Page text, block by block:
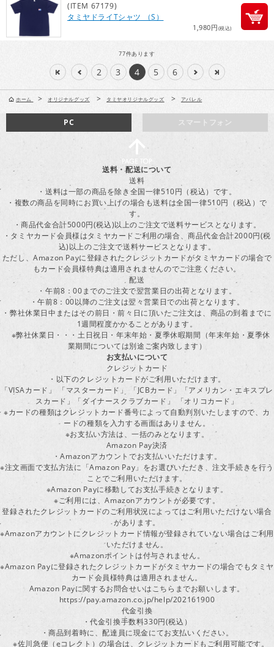
(ITEM 67179)
タミヤドライTシャツ （S）
1,980円(税込)
77件あります
2 3 4 5 6
ホーム > オリジナルグッズ > タミヤオリジナルグッズ > アパレル
スマートフォン
PC
送料・配送について
送料
・送料は一部の商品を除き全国一律510円（税込）です。
・複数の商品を同時にお買い上げの場合も送料は全国一律510円（税込）で
す。
・商品代金合計5000円(税込)以上のご注文で送料サービスとなります。
・タミヤカード会員様はタミヤカードご利用の場合、商品代金合計2000円(税
込)以上のご注文で送料サービスとなります。
ただし、Amazon Payに登録されたクレジットカードがタミヤカードの場合で
もカード会員様特典は適用されませんのでご注意ください。
配送
・午前8：00までのご注文で翌営業日の出荷となります。
・午前8：00以降のご注文は翌々営業日での出荷となります。
・弊社休業日中またはその前日・前々日に頂いたご注文は、商品の到着までに
1週間程度かかることがあります。
※弊社休業日・・・土日祝日・年末年始・夏季休暇期間（年末年始・夏季休
業期間については別途ご案内致します）
お支払いについて
クレジットカード
・以下のクレジットカードがご利用いただけます。
「VISAカード」 「マスターカード」 「JCBカード」「アメリカン・エキスプレ
スカード」「ダイナースクラブカード」 「オリコカード」
※カードの種類はクレジットカード番号によって自動判別いたしますので、カ
ードの種類を入力する画面はありません。
※お支払い方法は、一括のみとなります。
Amazon Pay決済
・Amazonアカウントでお支払いいただけます。
※注文画面で支払方法に「Amazon Pay」をお選びいただき、注文手続きを行う
ことでご利用いただけます。
※Amazon Payに移動してお支払手続きとなります。
※ご利用には、Amazonアカウントが必要です。
登録されたクレジットカードのご利用状況によってはご利用いただけない場合
があります。
※Amazonアカウントにクレジットカード情報が登録されていない場合はご利用
いただけません。
※Amazonポイントは付与されません。
※Amazon Payに登録されたクレジットカードがタミヤカードの場合でもタミヤ
カード会員様特典は適用されません。
Amazon Payに関するお問合せいはこちらまでお願いします。
https://pay.amazon.co.jp/help/202161900
代金引換
・代金引換手数料330円(税込）
・商品到着時に、配達員に現金にてお支払いください。
※佐川急便（eコレクト）の場合は、クレジットカードもご利用可能です。